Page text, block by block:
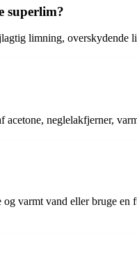
superlim?
limning, overskydende
neglelakfjerner,
varmt vand eller bruge